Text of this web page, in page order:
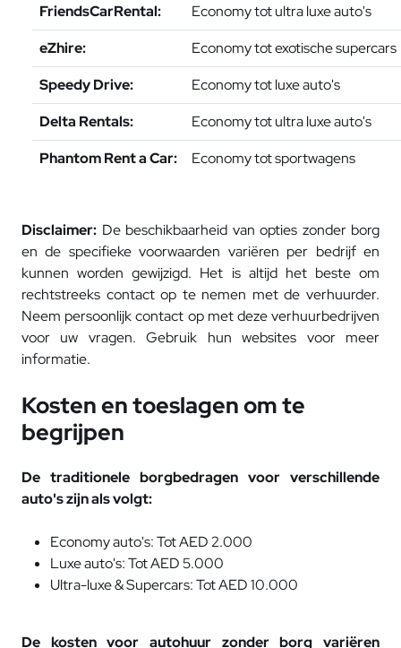
FriendsCarRental:
Economy tot ultra luxe auto's
eZhire:
Economy tot exotische supercars
Speedy Drive:
Economy tot luxe auto's
Delta Rentals:
Economy tot ultra luxe auto's
Phantom Rent a Car:
Economy tot sportwagens
Disclaimer: De beschikbaarheid van opties zonder borg
en de specifieke voorwaarden variëren per bedrijf en
kunnen worden gewijzigd. Het is altijd het beste om
rechtstreeks contact op te nemen met de verhuurder.
Neem persoonlijk contact op met deze verhuurbedrijven
voor uw vragen. Gebruik hun websites voor meer
informatie.
Kosten en toeslagen om te
begrijpen
De traditionele borgbedragen voor verschillende
auto's zijn als volgt:
Economy auto's: Tot AED 2.000
Luxe auto's: Tot AED 5.000
Ultra-luxe & Supercars: Tot AED 10.000
De kosten voor autohuur zonder borg variëren